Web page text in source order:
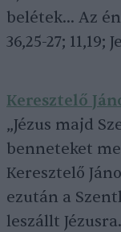
belétek… Az
36,25-27; 11,19;
Keresztelő
„Jézus majd
benneteket
Keresztelő
ezután a
leszállt